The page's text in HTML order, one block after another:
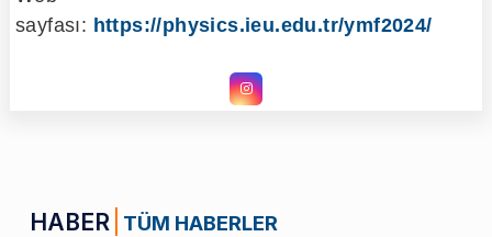
sayfası: https://physics.ieu.edu.tr/ymf2024/
HABER TÜM HABERLER